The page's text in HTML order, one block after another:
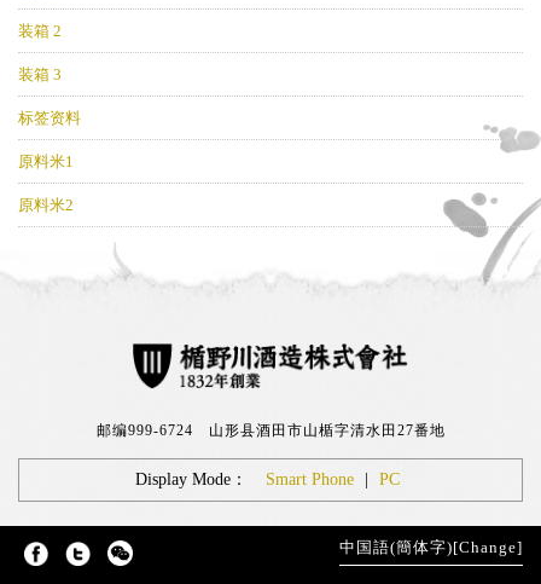
装箱 2
装箱 3
标签资料
原料米1
原料米2
邮编999-6724 山形县酒田市山楯字清水田27番地
Display Mode： Smart Phone PC
中国語(簡体字)[Change]